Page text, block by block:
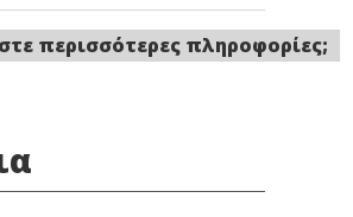
περισσότερες πληροφορίες;